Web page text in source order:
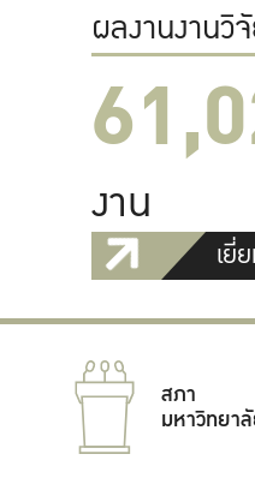
ผลงานงานวิ
งาน
เยี่
สภา
มหาวิทยา